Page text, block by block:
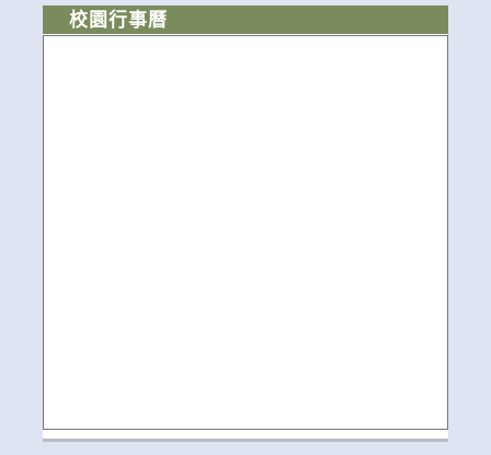
校園行事曆